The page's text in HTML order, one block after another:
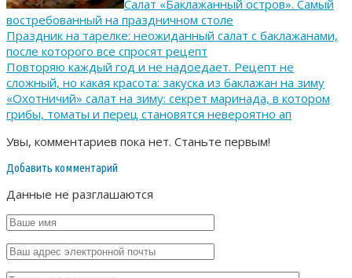
Салат «Баклажанный остров». Самый
востребованный на праздничном столе
Праздник на тарелке: неожиданный салат с баклажанами,
после которого все спросят рецепт
Повторяю каждый год и не надоедает. Рецепт не
сложный, но какая красота: закуска из баклажан на зиму
«Охотничий» салат на зиму: секрет маринада, в котором
грибы, томаты и перец становятся невероятно ап
Увы, комментариев пока нет. Станьте первым!
Добавить комментарий
Данные не разглашаются